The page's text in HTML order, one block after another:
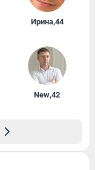
Ирина,44
New,42